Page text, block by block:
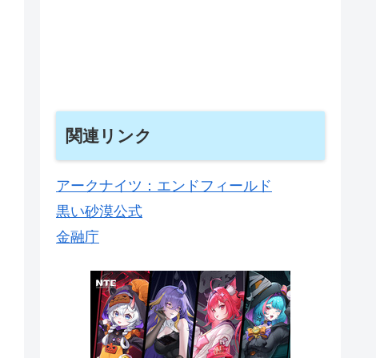
関連リンク
アークナイツ：エンドフィールド
黒い砂漠公式
金融庁